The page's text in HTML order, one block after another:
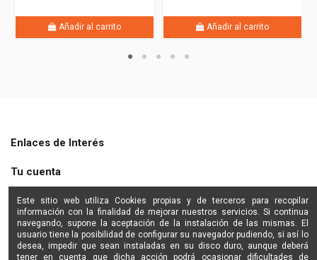
Añadir al carrito Añadir al carrito
Enlaces de Interés
Tu cuenta
Shine Star
Contactanos
Este sitio web utiliza Cookies propias y de terceros para recopilar
información con la finalidad de mejorar nuestros servicios. Si continua
navegando, supone la aceptación de la instalación de las mismas. El
usuario tiene la posibilidad de configurar su navegador pudiendo, si así lo
desea, impedir que sean instaladas en su disco duro, aunque deberá
tener en cuenta que dicha acción podrá ocasionar dificultades de